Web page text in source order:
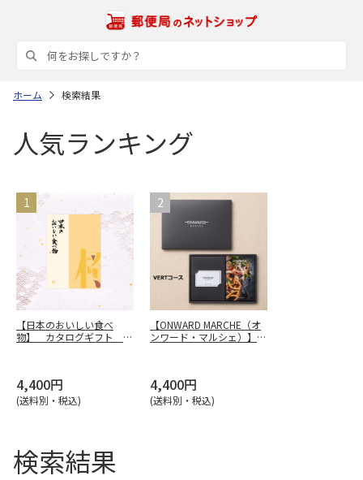
ホーム 検索結果
人気ランキング
【日本のおいしい食べ
物】 カタログギフト 橙
4,400円
(送料別・税込)
【ONWARD MARCHE（オ
ンワード・マルシェ）】
4,400円
(送料別・税込)
検索結果